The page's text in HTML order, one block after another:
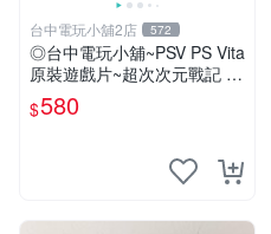
台中電玩小舖2店 572
◎台中電玩小舖~PSV PS Vita
原裝遊戲片~超次次元戰記 戰
$580